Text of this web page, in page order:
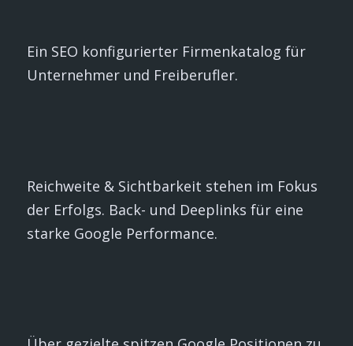
Ein SEO konfigurierter Firmenkatalog für
Unternehmer und Freiberufler.
Reichweite & Sichtbarkeit stehen im Fokus
der Erfolgs. Back- und Deeplinks für eine
starke Google Performance.